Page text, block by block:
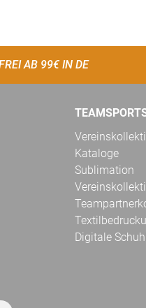
AB 99€ IN DE
Kataloge
Sublimation
Digitale